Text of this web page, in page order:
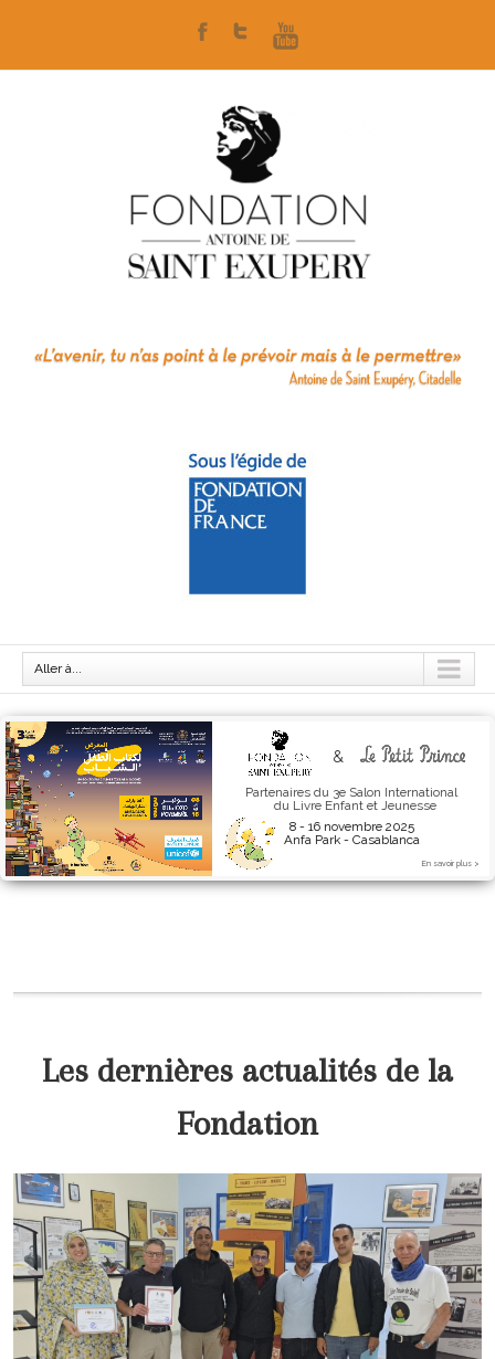
Aller à...
&
Partenaires du 3e Salon International
du Livre Enfant et Jeunesse
8 - 16 novembre 2025
Anfa Park - Casablanca
En savoir plus >
INVITÉE D'HONNEUR
du Toulouse Space Festival
Édition 2025
En savoir plus >
Les dernières actualités de la
Fondation